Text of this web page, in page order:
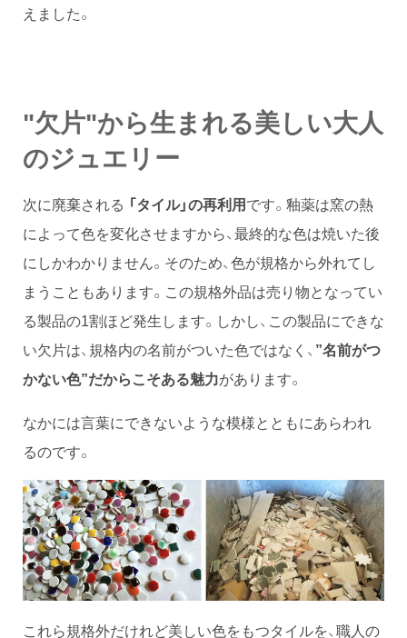
えました。
"欠片"から生まれる美しい大人
のジュエリー
次に廃棄される 「タイル」の再利用です。釉薬は窯の熱
によって色を変化させますから、最終的な色は焼いた後
にしかわかりません。そのため、色が規格から外れてし
まうこともあります。この規格外品は売り物となってい
る製品の1割ほど発生します。しかし、この製品にできな
い欠片は、規格内の名前がついた色ではなく、 ”名前がつ
かない色”だからこそある魅力があります。
なかには言葉にできないような模様とともにあらわれ
るのです。
これら規格外だけれど美しい色をもつタイルを、職人の